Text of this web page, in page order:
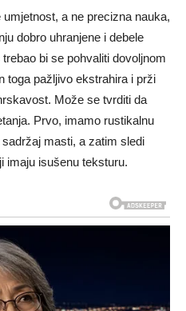
a ne precizna nauka,
dobro uhranjene i debele
bi se pohvaliti dovoljnom
toga pažljivo ekstrahira i prži
Može se tvrditi da
Prvo, imamo rustikalnu
masti, a zatim sledi
imaju isušenu teksturu.